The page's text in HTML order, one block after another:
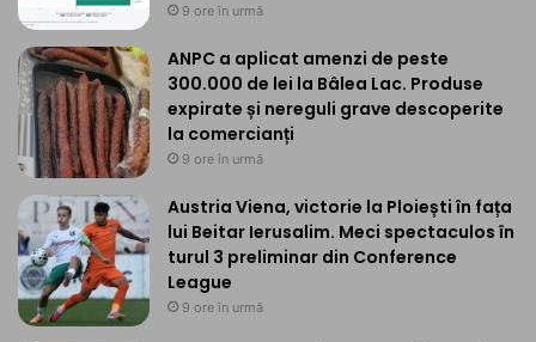
9 ore în urmă
ANPC a aplicat amenzi de peste
300.000 de lei la Bâlea Lac. Produse
expirate și nereguli grave descoperite
la comercianți
9 ore în urmă
Austria Viena, victorie la Ploiești în fața
lui Beitar Ierusalim. Meci spectaculos în
turul 3 preliminar din Conference
League
9 ore în urmă